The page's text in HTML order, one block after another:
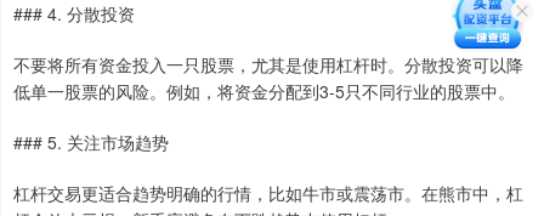
### 4. 分散投资
不要将所有资金投入一只股票，尤其是使用杠杆时。分散投资可以降
低单一股票的风险。例如，将资金分配到3-5只不同行业的股票中。
### 5. 关注市场趋势
杠杆交易更适合趋势明确的行情，比如牛市或震荡市。在熊市中，杠